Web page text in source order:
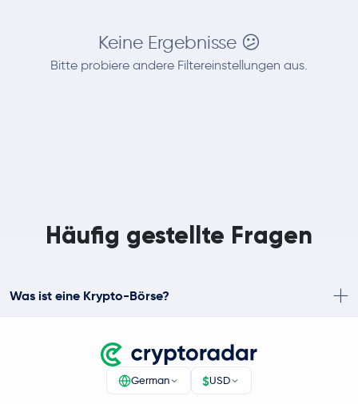
Keine Ergebnisse 😕
Bitte probiere andere Filtereinstellungen aus.
Häufig gestellte Fragen
Was ist eine Krypto-Börse?
German $USD